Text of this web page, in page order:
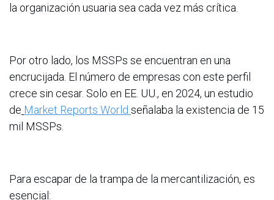
la organización usuaria sea cada vez más crítica.
Por otro lado, los MSSPs se encuentran en una
encrucijada. El número de empresas con este perfil
crece sin cesar. Solo en EE. UU., en 2024, un estudio
de Market Reports World señalaba la existencia de 15
mil MSSPs.
Para escapar de la trampa de la mercantilización, es
esencial: